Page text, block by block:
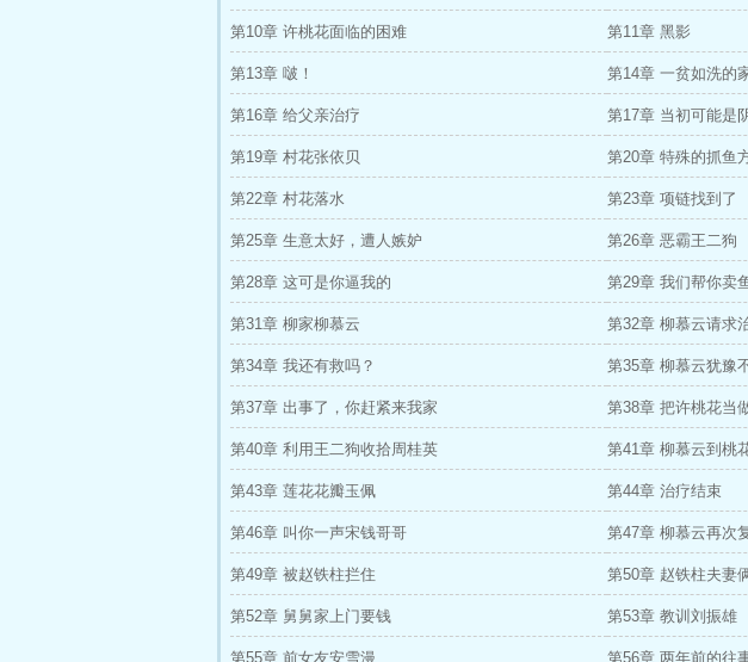
第10章 许桃花面临的困难 第11章 黑影
第13章 啵！ 第14章 一贫如洗的
第16章 给父亲治疗 第17章 当初可能是
第19章 村花张依贝 第20章 特殊的抓鱼
第22章 村花落水 第23章 项链找到了
第25章 生意太好，遭人嫉妒 第26章 恶霸王二狗
第28章 这可是你逼我的 第29章 我们帮你卖
第31章 柳家柳慕云 第32章 柳慕云请求
第34章 我还有救吗？ 第35章 柳慕云犹豫
第37章 出事了，你赶紧来我家 第38章 把许桃花当
第40章 利用王二狗收拾周桂英 第41章 柳慕云到桃
第43章 莲花花瓣玉佩 第44章 治疗结束
第46章 叫你一声宋钱哥哥 第47章 柳慕云再次
第49章 被赵铁柱拦住 第50章 赵铁柱夫妻
第52章 舅舅家上门要钱 第53章 教训刘振雄
第55章 前女友安雪漫 第56章 两年前的往